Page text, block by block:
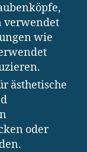
verwendet
wie
ästhetische
oder